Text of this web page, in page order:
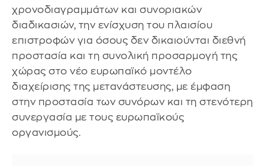
χρονοδιαγραμμάτων και συνοριακών
διαδικασιών, την ενίσχυση του πλαισίου
επιστροφών για όσους δεν δικαιούνται διεθνή
προστασία και τη συνολική προσαρμογή της
χώρας στο νέο ευρωπαϊκό μοντέλο
διαχείρισης της μετανάστευσης, με έμφαση
στην προστασία των συνόρων και τη στενότερη
συνεργασία με τους ευρωπαϊκούς
οργανισμούς.